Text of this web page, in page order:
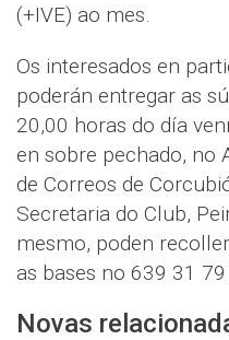
(+IVE) ao mes.
Os interesados en
poderán entregar as
20,00 horas do día
en sobre pechado, no
de Correos de
Secretaria do Club,
mesmo, poden
as bases no 639 31
Novas